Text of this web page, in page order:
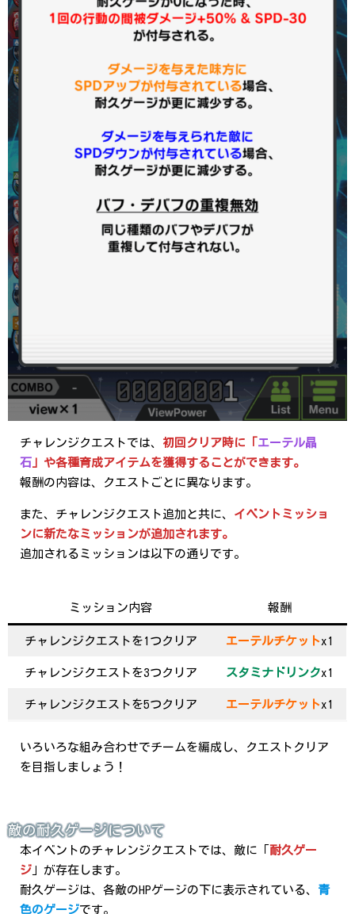
チャレンジクエストでは、 初回クリア時に「 エーテル晶
石 」や各種育成アイテムを獲得することができます。
報酬の内容は、クエストごとに異なります。
また、チャレンジクエスト追加と共に、 イベントミッショ
ンに新たなミッションが追加されます。
追加されるミッションは以下の通りです。
ミッション内容 報酬
チャレンジクエストを1つクリア エーテルチケット x1
チャレンジクエストを3つクリア スタミナドリンクx1
チャレンジクエストを5つクリア エーテルチケット x1
いろいろな組み合わせでチームを編成し、クエストクリア
を目指しましょう！
敵の耐久ゲージについて
本イベントのチャレンジクエストでは、敵に「 耐久ゲー
ジ 」が存在します。
耐久ゲージは、各敵のHPゲージの下に表示されている、 青
色のゲージです。